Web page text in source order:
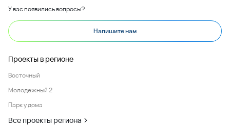
У вас появились вопросы?
Напишите нам
Проекты в регионе
Восточный
Молодежный 2
Парк у дома
Все проекты региона